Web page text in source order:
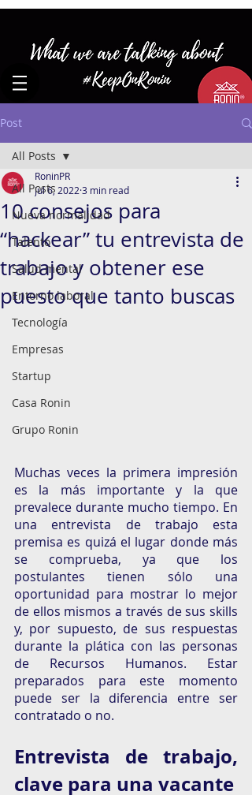
Post
All Posts
Nueva normalidad
Talento
Salud mental
Entorno laboral
Tecnología
Empresas
Startup
Casa Ronin
Grupo Ronin
All Posts
10 consejos para
“hackear” tu entrevista de
trabajo y obtener ese
puesto que tanto buscas
RoninPR
Jul 6, 2022 3 min read
Muchas veces la primera impresión
es la más importante y la que
prevalece durante mucho tiempo. En
una entrevista de trabajo esta
premisa es quizá el lugar donde más
se comprueba, ya que los
postulantes tienen sólo una
oportunidad para mostrar lo mejor
de ellos mismos a través de sus skills
y, por supuesto, de sus respuestas
durante la plática con las personas
de Recursos Humanos. Estar
preparados para este momento
puede ser la diferencia entre ser
contratado o no.
Entrevista de trabajo,
clave para una vacante